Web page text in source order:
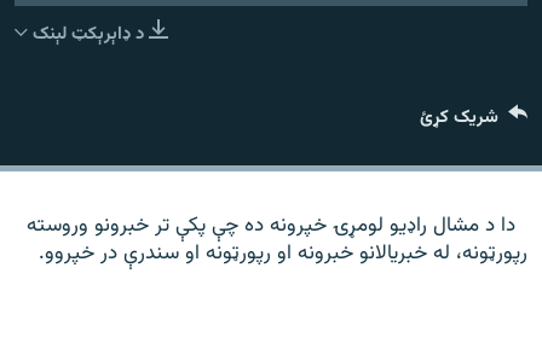
د ازادې اروپا راډیو ټولې ووبپاڼې
د ډاېرېکټ لېنک
شریک کړئ
دا د مشال راډیو لومړۍ خپرونه ده چې پکې تر خبرونو وروسته
رپورټونه، له خبریالانو خبرونه او رپورټونه او سندرې در خپروو.